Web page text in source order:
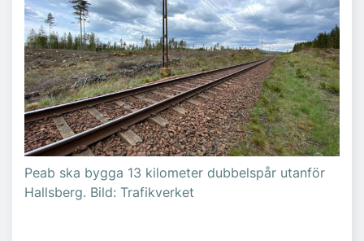
Peab ska bygga 13 kilometer dubbelspår utanför
Hallsberg. Bild: Trafikverket